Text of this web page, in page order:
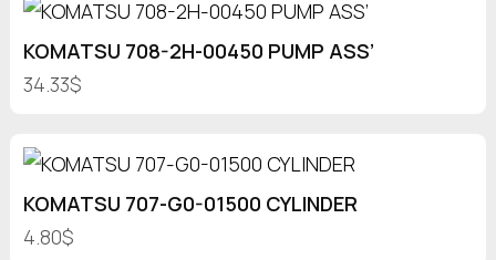
KOMATSU 708-2H-00450 PUMP ASS’
34.33$
KOMATSU 707-G0-01500 CYLINDER
4.80$